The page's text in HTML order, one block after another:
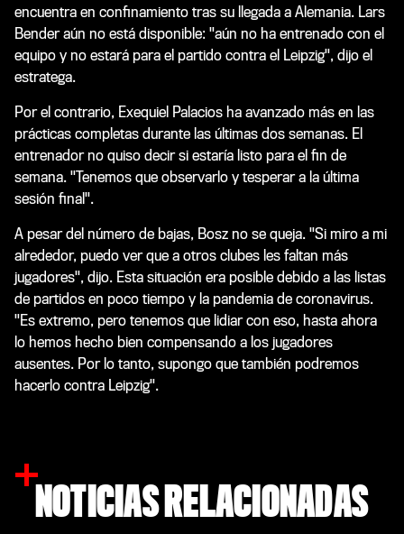
encuentra en confinamiento tras su llegada a Alemania. Lars
Bender aún no está disponible: "aún no ha entrenado con el
equipo y no estará para el partido contra el Leipzig", dijo el
estratega.
Por el contrario, Exequiel Palacios ha avanzado más en las
prácticas completas durante las últimas dos semanas. El
entrenador no quiso decir si estaría listo para el fin de
semana. "Tenemos que observarlo y tesperar a la última
sesión final".
A pesar del número de bajas, Bosz no se queja. "Si miro a mi
alrededor, puedo ver que a otros clubes les faltan más
jugadores", dijo. Esta situación era posible debido a las listas
de partidos en poco tiempo y la pandemia de coronavirus.
"Es extremo, pero tenemos que lidiar con eso, hasta ahora
lo hemos hecho bien compensando a los jugadores
ausentes. Por lo tanto, supongo que también podremos
hacerlo contra Leipzig".
NOTICIAS RELACIONADAS